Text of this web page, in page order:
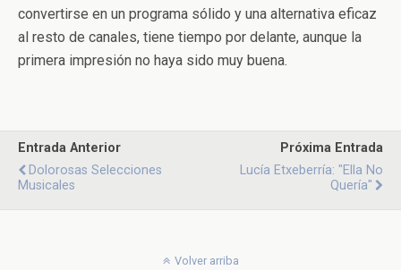
convertirse en un programa sólido y una alternativa eficaz
al resto de canales, tiene tiempo por delante, aunque la
primera impresión no haya sido muy buena.
Entrada Anterior
Dolorosas Selecciones
Musicales
Próxima Entrada
Lucía Etxeberría: "ella No
Quería"
Volver arriba